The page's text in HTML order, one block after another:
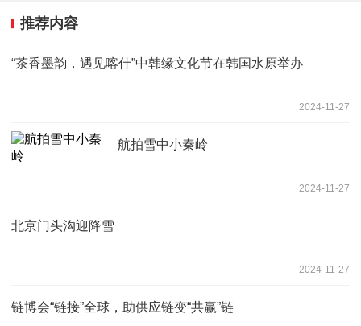
推荐内容
“茶香墨韵，遇见喀什”中韩缘文化节在韩国水原举办
2024-11-27
航拍雪中小秦岭
2024-11-27
北京门头沟迎降雪
2024-11-27
链博会“链接”全球，助供应链变“共赢”链